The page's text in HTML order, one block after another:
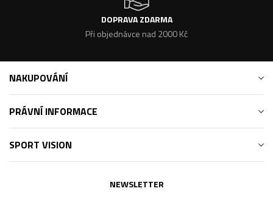
DOPRAVA ZDARMA
Při objednávce nad 2000 Kč
NAKUPOVÁNÍ
PRÁVNÍ INFORMACE
SPORT VISION
NEWSLETTER